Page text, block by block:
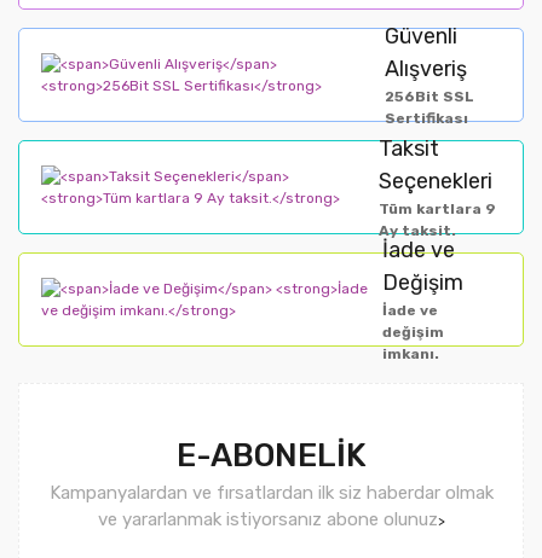
Güvenli
Alışveriş
256Bit SSL
Sertifikası
Taksit
Seçenekleri
Tüm kartlara 9
Ay taksit.
İade ve
Değişim
İade ve
değişim
imkanı.
E-ABONELİK
Kampanyalardan ve fırsatlardan ilk siz haberdar olmak
ve yararlanmak istiyorsanız abone olunuz>